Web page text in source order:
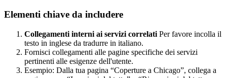
Elementi chiave da includere
Collegamenti interni ai servizi correlati Per favore incolla il
testo in inglese da tradurre in italiano.
Fornisci collegamenti alle pagine specifiche dei servizi
pertinenti alle esigenze dell'utente.
Esempio: Dalla tua pagina “Coperture a Chicago”, collega a